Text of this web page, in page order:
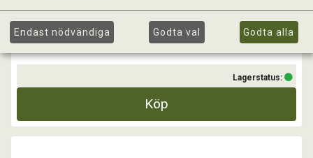
Kr 19,00
Lagerstatus:
Köp
Endast nödvändiga Godta val Godta alla